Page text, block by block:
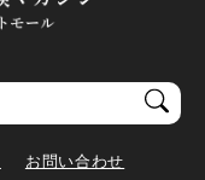
お問い合わせ